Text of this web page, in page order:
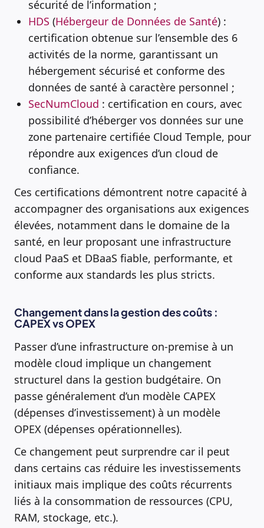
sécurité de l’information ;
HDS (Hébergeur de Données de Santé) :
certification obtenue sur l’ensemble des 6
activités de la norme, garantissant un
hébergement sécurisé et conforme des
données de santé à caractère personnel ;
SecNumCloud : certification en cours, avec
possibilité d’héberger vos données sur une
zone partenaire certifiée Cloud Temple, pour
répondre aux exigences d’un cloud de
confiance.
Ces certifications démontrent notre capacité à
accompagner des organisations aux exigences
élevées, notamment dans le domaine de la
santé, en leur proposant une infrastructure
cloud PaaS et DBaaS fiable, performante, et
conforme aux standards les plus stricts.
Changement dans la gestion des coûts :
CAPEX vs OPEX
Passer d’une infrastructure on-premise à un
modèle cloud implique un changement
structurel dans la gestion budgétaire. On
passe généralement d’un modèle CAPEX
(dépenses d’investissement) à un modèle
OPEX (dépenses opérationnelles).
Ce changement peut surprendre car il peut
dans certains cas réduire les investissements
initiaux mais implique des coûts récurrents
liés à la consommation de ressources (CPU,
RAM, stockage, etc.).